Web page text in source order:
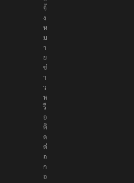
พื่
อ
สั
ง
ค
ม
ส่
ง
ข่
า
ว
ป
ร
ะ
ช
า
สั
ม